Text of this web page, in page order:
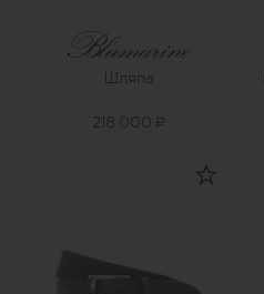
Шляпа
218 000 ₽